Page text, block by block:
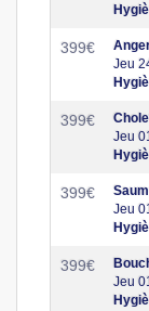
399€
Jeu
399€
Jeu
399€
Jeu
399€
Jeu